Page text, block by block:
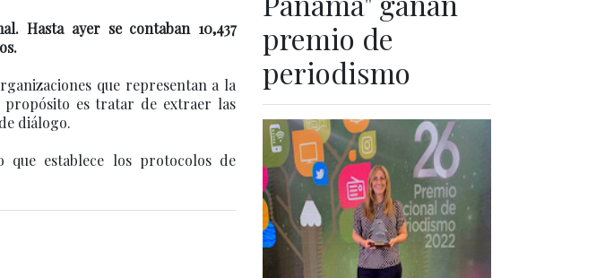
Hasta ayer se contaban 10,437
que representan a la
propósito es tratar de extraer las
diálogo.
que establece los protocolos de
premio de
periodismo